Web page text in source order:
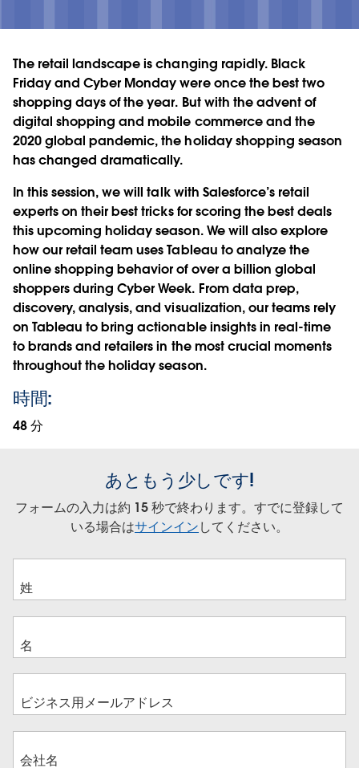
The retail landscape is changing rapidly. Black
Friday and Cyber Monday were once the best two
shopping days of the year. But with the advent of
digital shopping and mobile commerce and the
2020 global pandemic, the holiday shopping season
has changed dramatically.
In this session, we will talk with Salesforce’s retail
experts on their best tricks for scoring the best deals
this upcoming holiday season. We will also explore
how our retail team uses Tableau to analyze the
online shopping behavior of over a billion global
shoppers during Cyber Week. From data prep,
discovery, analysis, and visualization, our teams rely
on Tableau to bring actionable insights in real-time
to brands and retailers in the most crucial moments
throughout the holiday season.
時間:
48 分
あともう少しです!
フォームの入力は約 15 秒で終わります。すでに登録して
いる場合はサインインしてください。